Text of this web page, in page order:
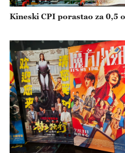
Kineski CPI porastao za 0,5